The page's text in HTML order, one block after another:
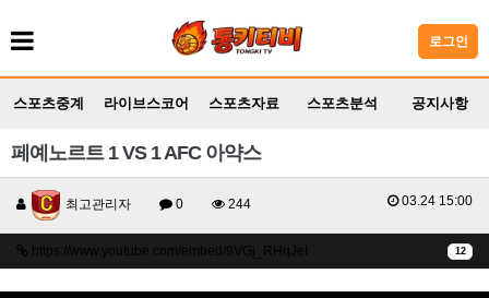
로그인
스포츠중계 라이브스코어 스포츠자료 스포츠분석 공지사항
페예노르트 1 VS 1 AFC 아약스
최고관리자 0 244 03.24 15:00
12
https://www.youtube.com/embed/9VGj_RHqJeI